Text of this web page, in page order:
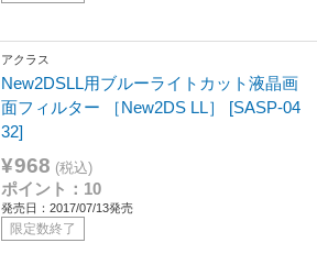
アクラス
New2DSLL用ブルーライトカット液晶画
面フィルター ［New2DS LL］ [SASP-04
32]
¥968 (税込)
ポイント：10
発売日：2017/07/13発売
限定数終了